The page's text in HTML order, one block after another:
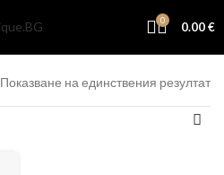
0 0.00€
Показване на единствения резултат